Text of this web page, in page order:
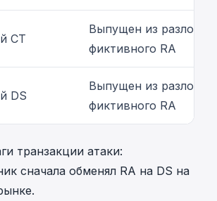
CT
Выпущен из
фиктивного RA
DS
Выпущен из
фиктивного RA
транзакции атаки:
сначала обменял RA на DS на